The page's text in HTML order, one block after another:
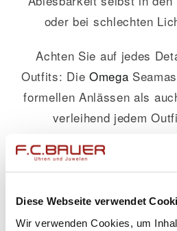
Diese Webseite verwendet
Wir verwenden Cookies, um
oder bei schlechten
Achten Sie auf jedes
Outfits: Die Omega
formellen Anlässen als
verleihend jedem
Ein weiteres Highlight
Keramik – nicht nur ein